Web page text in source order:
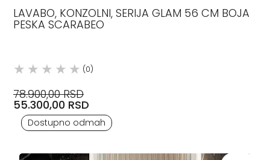
LAVABO, KONZOLNI, SERIJA GLAM 56 CM BOJA
PESKA SCARABEO
(0)
78.900,00 RSD
55.300,00 RSD
Dostupno odmah